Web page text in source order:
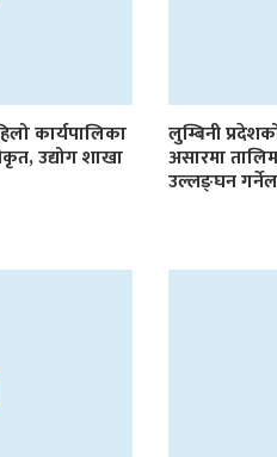
कार्यपालिका
उद्योग शाखा
लुम्बिनी
असारमा
उल्लङ्घन